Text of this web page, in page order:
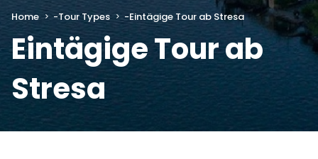
Home -Tour Types -Eintägige Tour ab Stresa
Eintägige Tour ab
Stresa